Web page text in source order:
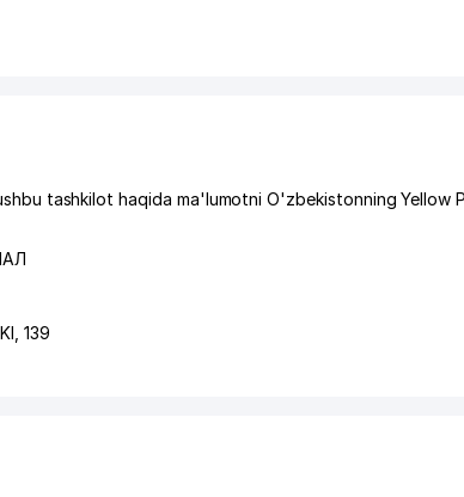
tashkilot haqida ma'lumotni O'zbekistonning Yellow
, 139